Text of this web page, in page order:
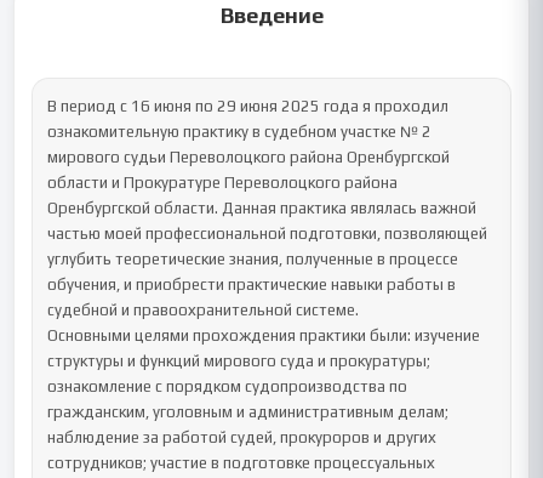
Введение
В период с 16 июня по 29 июня 2025 года я проходил
ознакомительную практику в судебном участке № 2
мирового судьи Переволоцкого района Оренбургской
области и Прокуратуре Переволоцкого района
Оренбургской области. Данная практика являлась важной
частью моей профессиональной подготовки, позволяющей
углубить теоретические знания, полученные в процессе
обучения, и приобрести практические навыки работы в
судебной и правоохранительной системе.
Основными целями прохождения практики были: изучение
структуры и функций мирового суда и прокуратуры;
ознакомление с порядком судопроизводства по
гражданским, уголовным и административным делам;
наблюдение за работой судей, прокуроров и других
сотрудников; участие в подготовке процессуальных